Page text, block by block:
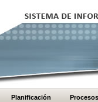
Planificación Procesos